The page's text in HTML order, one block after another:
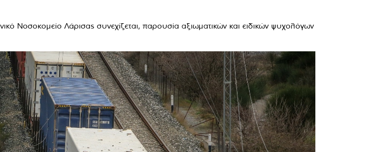
Νοσοκομείο Λάρισας συνεχίζεται, παρουσία αξιωματικών και ειδικών ψυχολόγων